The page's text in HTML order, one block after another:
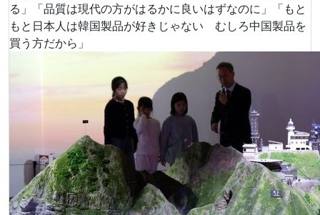
る」「品質は現代の方がはるかに良いはずなのに」「もと
もと日本人は韓国製品が好きじゃない むしろ中国製品を
買う方だから」